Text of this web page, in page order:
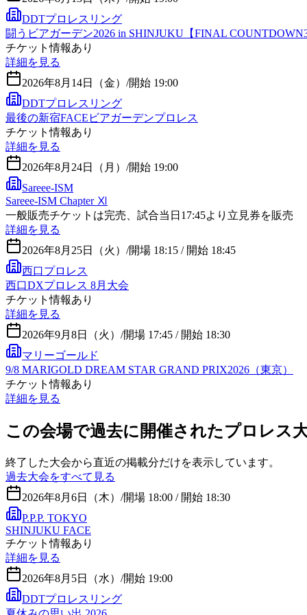
DDTプロレスリング
闘うビアガーデン2026 in SHINJUKU【FINAL
チケット情報あり
詳細を見る
2026年8月14日（金） /開始 19:00
DDTプロレスリング
最後の新宿FACEビアガーデンプロレス
チケット情報あり
詳細を見る
2026年8月24日（月） /開始 19:00
Sareee-ISM
Sareee-ISM Chapter Ⅺ
一般販売チケットは完売、試合当日17:45より立見券を販売
詳細を見る
2026年8月25日（火） /開場 18:15 / 開始 18:45
西口プロレス
西口DXプロレス 8月大会
チケット情報あり
詳細を見る
2026年9月8日（火） /開場 17:45 / 開始 18:30
マリーゴールド
9/8 MARIGOLD DREAM STAR GRAND PRIX2026（東京）
チケット情報あり
詳細を見る
この会場で過去に開催されたプロレス
終了した大会から直近の掲載分だけを表示しています。
過去大会をすべて見る
2026年8月6日（木） /開場 18:00 / 開始 18:30
P.P.P. TOKYO
SHINJUKU FACE
チケット情報あり
詳細を見る
2026年8月5日（水） /開始 19:00
DDTプロレスリング